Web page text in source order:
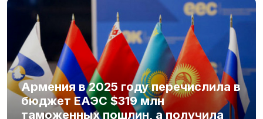
Армения в 2025 году перечислила в
бюджет ЕАЭС $319 млн
таможенных пошлин, а получила